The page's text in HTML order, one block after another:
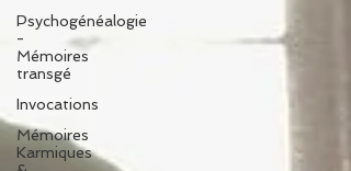
Psychogénéalogie
-
Mémoires
transgé
Invocations
Mémoires
Karmiques